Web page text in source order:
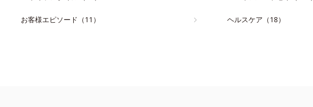
お客様エピソード（11） ヘルスケア（18）